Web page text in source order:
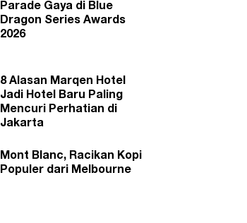
Parade Gaya di Blue
Dragon Series Awards
2026
8 Alasan Marqen Hotel
Jadi Hotel Baru Paling
Mencuri Perhatian di
Jakarta
Mont Blanc, Racikan Kopi
Populer dari Melbourne